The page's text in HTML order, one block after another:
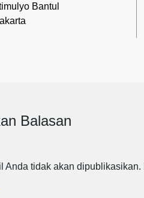
Bantul
Balasan
Anda tidak akan dipublikasikan.